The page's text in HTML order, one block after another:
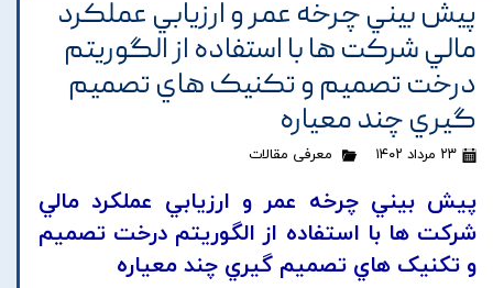
پيش بيني چرخه عمر و ارزيابي عملکرد
مالي شرکت ها با استفاده از الگوريتم
درخت تصميم و تکنيک هاي تصميم
گيري چند معياره
۲۳ مرداد ۱۴۰۲ معرفی مقالات
پيش بيني چرخه عمر و ارزيابي عملکرد مالي
شرکت ها با استفاده از الگوريتم درخت تصميم
و تکنيک هاي تصميم گيري چند معياره